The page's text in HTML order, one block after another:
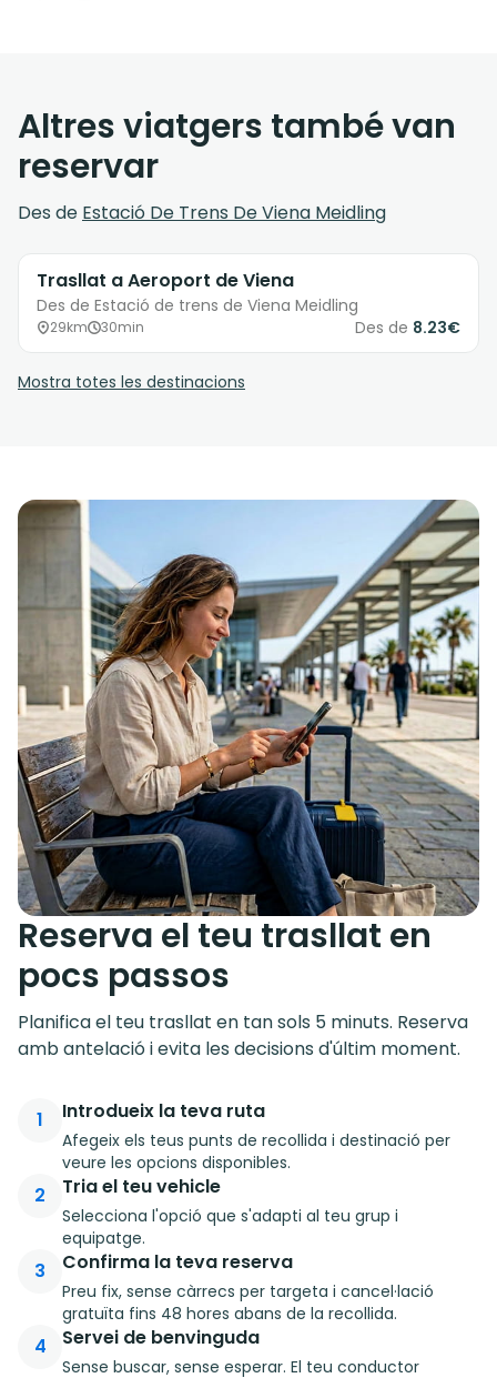
Altres viatgers també van
reservar
Des de Estació De Trens De Viena Meidling
Trasllat a Aeroport de Viena
Des de Estació de trens de Viena Meidling
29km 30min Des de 8.23€
Mostra totes les destinacions
Reserva el teu trasllat en
pocs passos
Planifica el teu trasllat en tan sols 5 minuts. Reserva
amb antelació i evita les decisions d'últim moment.
1 Introdueix la teva ruta
Afegeix els teus punts de recollida i destinació per
veure les opcions disponibles.
2 Tria el teu vehicle
Selecciona l'opció que s'adapti al teu grup i
equipatge.
3 Confirma la teva reserva
Preu fix, sense càrrecs per targeta i cancel·lació
gratuïta fins 48 hores abans de la recollida.
4 Servei de benvinguda
Sense buscar, sense esperar. El teu conductor